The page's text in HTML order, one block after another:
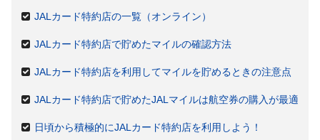
JALカード特約店の一覧（オンライン）
JALカード特約店で貯めたマイルの確認方法
JALカード特約店を利用してマイルを貯めるときの注意点
JALカード特約店で貯めたJALマイルは航空券の購入が最適
日頃から積極的にJALカード特約店を利用しよう！